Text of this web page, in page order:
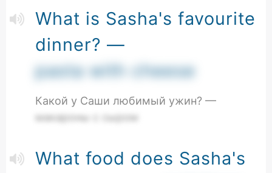
What is Sasha's favourite
dinner? —
pasta with cheese
Какой у Саши любимый ужин? —
макароны с сыром
What food does Sasha's